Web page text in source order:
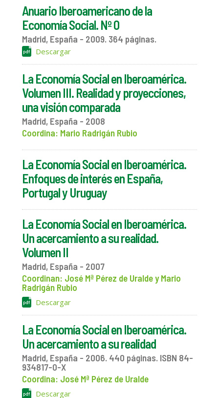
Anuario Iberoamericano de la
Economía Social. Nº 0
Madrid, España - 2009. 364 páginas.
Descargar
La Economía Social en Iberoamérica.
Volumen III. Realidad y proyecciones,
una visión comparada
Madrid, España - 2008
Coordina: Mario Radrigán Rubio
La Economía Social en Iberoamérica.
Enfoques de interés en España,
Portugal y Uruguay
La Economía Social en Iberoamérica.
Un acercamiento a su realidad.
Volumen II
Madrid, España - 2007
Coordinan: José Mª Pérez de Uralde y Mario
Radrigán Rubio
Descargar
La Economía Social en Iberoamérica.
Un acercamiento a su realidad
Madrid, España - 2006. 440 páginas. ISBN 84-
934817-0-X
Coordina: José Mª Pérez de Uralde
Descargar